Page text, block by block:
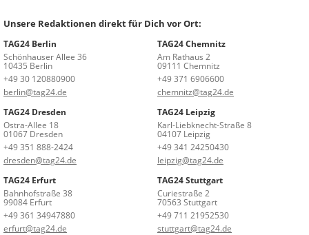
Unsere Redaktionen direkt für Dich vor Ort:
TAG24 Berlin
Schönhauser Allee 36
10435 Berlin
+49 30 120880900
berlin@tag24.de
TAG24 Chemnitz
Am Rathaus 2
09111 Chemnitz
+49 371 6906600
chemnitz@tag24.de
TAG24 Dresden
Ostra-Allee 18
01067 Dresden
+49 351 888-2424
dresden@tag24.de
TAG24 Leipzig
Karl-Liebknecht-Straße 8
04107 Leipzig
+49 341 24250430
leipzig@tag24.de
TAG24 Erfurt
Bahnhofstraße 38
99084 Erfurt
+49 361 34947880
erfurt@tag24.de
TAG24 Stuttgart
Curiestraße 2
70563 Stuttgart
+49 711 21952530
stuttgart@tag24.de